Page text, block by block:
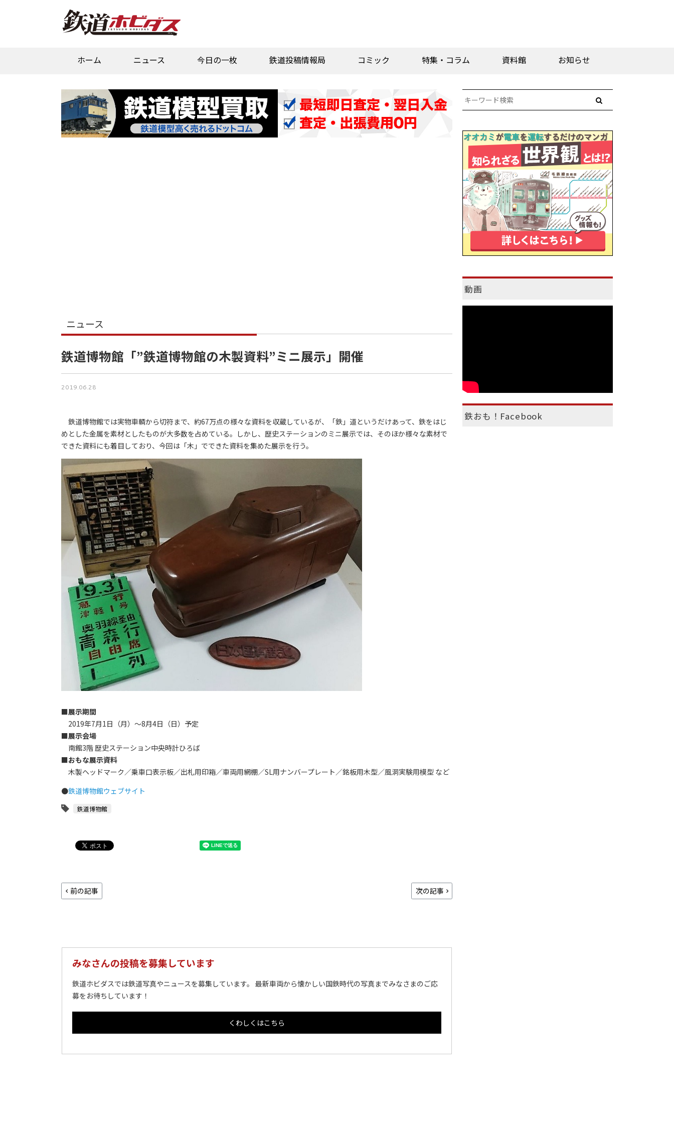
ホーム ニュース 今日の一枚 鉄道投稿情報局 コミック 特集・コラム 資料館 お知らせ
ニュース
鉄道博物館「”鉄道博物館の木製資料”ミニ展示」開催
2019.06.28
鉄道博物館では実物車輌から切符まで、約67万点の様々な資料を収蔵しているが、「鉄」道というだけあって、鉄をはじ
めとした金属を素材としたものが大多数を占めている。しかし、歴史ステーションのミニ展示では、そのほか様々な素材で
できた資料にも着目しており、今回は「木」でできた資料を集めた展示を行う。
■展示期間
2019年7月1日（月）～8月4日（日）予定
■展示会場
南館3階 歴史ステーション中央時計ひろば
■おもな展示資料
木製ヘッドマーク／乗車口表示板／出札用印箱／車両用網棚／SL用ナンバープレート／銘板用木型／風洞実験用模型 など
●鉄道博物館ウェブサイト
鉄道博物館
前の記事 次の記事
みなさんの投稿を募集しています
鉄道ホビダスでは鉄道写真やニュースを募集しています。 最新車両から懐かしい国鉄時代の写真までみなさまのご応
募をお待ちしています！
くわしくはこちら
動画
鉄おも！Facebook